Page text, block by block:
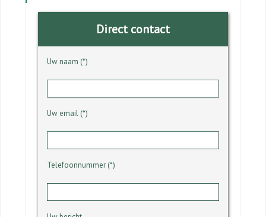
Direct contact
Uw naam (*)
Uw email (*)
Telefoonnummer (*)